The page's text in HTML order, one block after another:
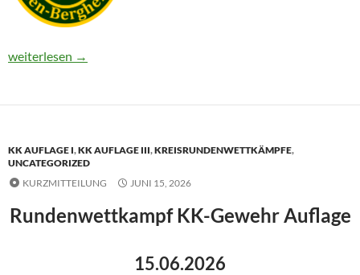
LP 2026-07-06
weiterlesen →
KK AUFLAGE I,KK AUFLAGE III,KREISRUNDENWETTKÄMPFE,
UNCATEGORIZED
KURZMITTEILUNG
JUNI 15, 2026
Rundenwettkampf KK-Gewehr Auflage
15.06.2026